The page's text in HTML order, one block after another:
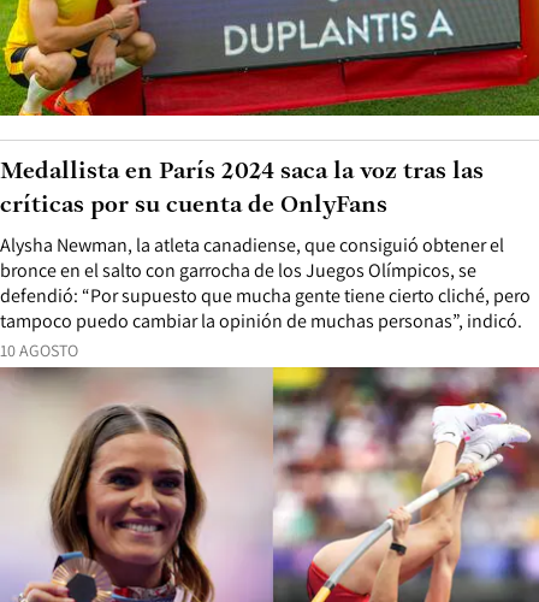
10 AGOSTO
Alysha Newman, la atleta canadiense, que consiguió obtener el
bronce en el salto con garrocha de los Juegos Olímpicos, se
defendió: “Por supuesto que mucha gente tiene cierto cliché, pero
tampoco puedo cambiar la opinión de muchas personas”, indicó.
Medallista en París 2024 saca la voz tras las
críticas por su cuenta de OnlyFans